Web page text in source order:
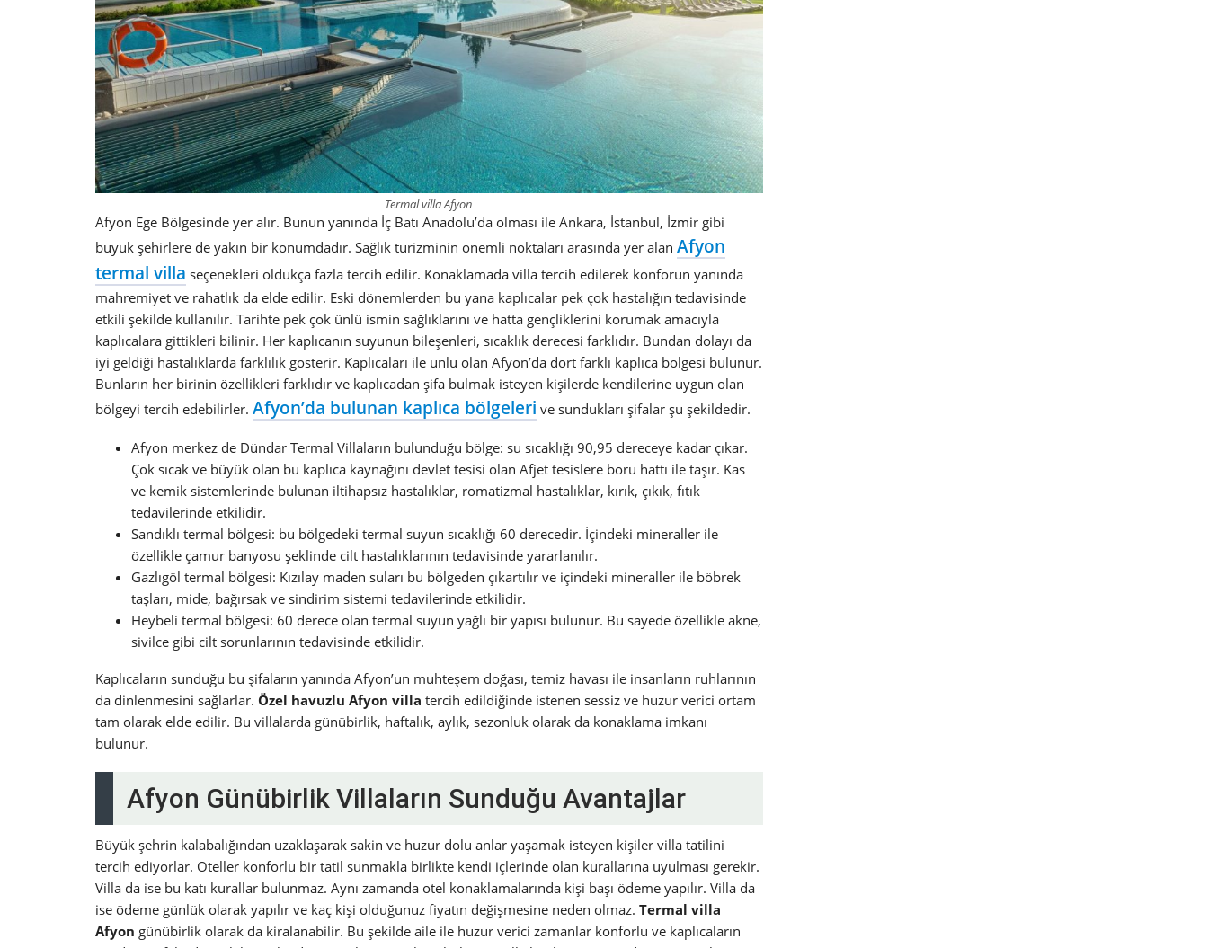
Termal villa Afyon
Afyon Ege Bölgesinde yer alır. Bunun yanında İç Batı Anadolu’da olması ile Ankara, İstanbul, İzmir gibi
büyük şehirlere de yakın bir konumdadır. Sağlık turizminin önemli noktaları arasında yer alan Afyon
termal villa seçenekleri oldukça fazla tercih edilir. Konaklamada villa tercih edilerek konforun yanında
mahremiyet ve rahatlık da elde edilir. Eski dönemlerden bu yana kaplıcalar pek çok hastalığın tedavisinde
etkili şekilde kullanılır. Tarihte pek çok ünlü ismin sağlıklarını ve hatta gençliklerini korumak amacıyla
kaplıcalara gittikleri bilinir. Her kaplıcanın suyunun bileşenleri, sıcaklık derecesi farklıdır. Bundan dolayı da
iyi geldiği hastalıklarda farklılık gösterir. Kaplıcaları ile ünlü olan Afyon’da dört farklı kaplıca bölgesi bulunur.
Bunların her birinin özellikleri farklıdır ve kaplıcadan şifa bulmak isteyen kişilerde kendilerine uygun olan
bölgeyi tercih edebilirler. Afyon’da bulunan kaplıca bölgeleri ve sundukları şifalar şu şekildedir.
Afyon merkez de Dündar Termal Villaların bulunduğu bölge: su sıcaklığı 90,95 dereceye kadar çıkar.
Çok sıcak ve büyük olan bu kaplıca kaynağını devlet tesisi olan Afjet tesislere boru hattı ile taşır. Kas
ve kemik sistemlerinde bulunan iltihapsız hastalıklar, romatizmal hastalıklar, kırık, çıkık, fıtık
tedavilerinde etkilidir.
Sandıklı termal bölgesi: bu bölgedeki termal suyun sıcaklığı 60 derecedir. İçindeki mineraller ile
özellikle çamur banyosu şeklinde cilt hastalıklarının tedavisinde yararlanılır.
Gazlıgöl termal bölgesi: Kızılay maden suları bu bölgeden çıkartılır ve içindeki mineraller ile böbrek
taşları, mide, bağırsak ve sindirim sistemi tedavilerinde etkilidir.
Heybeli termal bölgesi: 60 derece olan termal suyun yağlı bir yapısı bulunur. Bu sayede özellikle akne,
sivilce gibi cilt sorunlarının tedavisinde etkilidir.
Kaplıcaların sunduğu bu şifaların yanında Afyon’un muhteşem doğası, temiz havası ile insanların ruhlarının
da dinlenmesini sağlarlar. Özel havuzlu Afyon villa tercih edildiğinde istenen sessiz ve huzur verici ortam
tam olarak elde edilir. Bu villalarda günübirlik, haftalık, aylık, sezonluk olarak da konaklama imkanı
bulunur.
Afyon Günübirlik Villaların Sunduğu Avantajlar
Büyük şehrin kalabalığından uzaklaşarak sakin ve huzur dolu anlar yaşamak isteyen kişiler villa tatilini
tercih ediyorlar. Oteller konforlu bir tatil sunmakla birlikte kendi içlerinde olan kurallarına uyulması gerekir.
Villa da ise bu katı kurallar bulunmaz. Aynı zamanda otel konaklamalarında kişi başı ödeme yapılır. Villa da
ise ödeme günlük olarak yapılır ve kaç kişi olduğunuz fiyatın değişmesine neden olmaz. Termal villa
Afyon günübirlik olarak da kiralanabilir. Bu şekilde aile ile huzur verici zamanlar konforlu ve kaplıcaların